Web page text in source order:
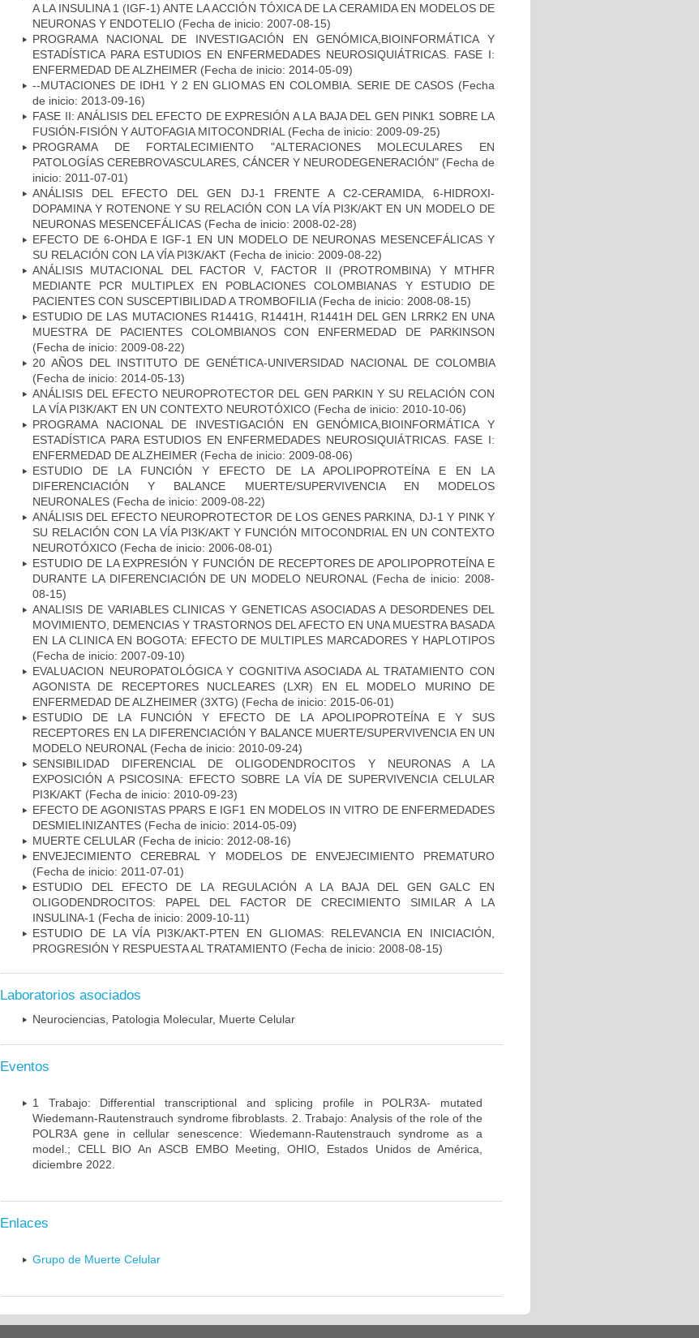
A LA INSULINA 1 (IGF-1) ANTE LA ACCIÓN TÓXICA DE LA CERAMIDA EN MODELOS DE
NEURONAS Y ENDOTELIO (Fecha de inicio: 2007-08-15)
PROGRAMA NACIONAL DE INVESTIGACIÓN EN GENÓMICA,BIOINFORMÁTICA Y
ESTADÍSTICA PARA ESTUDIOS EN ENFERMEDADES NEUROSIQUIÁTRICAS. FASE I:
ENFERMEDAD DE ALZHEIMER (Fecha de inicio: 2014-05-09)
--MUTACIONES DE IDH1 Y 2 EN GLIOMAS EN COLOMBIA. SERIE DE CASOS (Fecha
de inicio: 2013-09-16)
FASE II: ANÁLISIS DEL EFECTO DE EXPRESIÓN A LA BAJA DEL GEN PINK1 SOBRE LA
FUSIÓN-FISIÓN Y AUTOFAGIA MITOCONDRIAL (Fecha de inicio: 2009-09-25)
PROGRAMA DE FORTALECIMIENTO "ALTERACIONES MOLECULARES EN
PATOLOGÍAS CEREBROVASCULARES, CÁNCER Y NEURODEGENERACIÓN" (Fecha de
inicio: 2011-07-01)
ANÁLISIS DEL EFECTO DEL GEN DJ-1 FRENTE A C2-CERAMIDA, 6-HIDROXI-
DOPAMINA Y ROTENONE Y SU RELACIÓN CON LA VÍA PI3K/AKT EN UN MODELO DE
NEURONAS MESENCEFÁLICAS (Fecha de inicio: 2008-02-28)
EFECTO DE 6-OHDA E IGF-1 EN UN MODELO DE NEURONAS MESENCEFÁLICAS Y
SU RELACIÓN CON LA VÍA PI3K/AKT (Fecha de inicio: 2009-08-22)
ANÁLISIS MUTACIONAL DEL FACTOR V, FACTOR II (PROTROMBINA) Y MTHFR
MEDIANTE PCR MULTIPLEX EN POBLACIONES COLOMBIANAS Y ESTUDIO DE
PACIENTES CON SUSCEPTIBILIDAD A TROMBOFILIA(Fecha de inicio: 2008-08-15)
ESTUDIO DE LAS MUTACIONES R1441G, R1441H, R1441H DEL GEN LRRK2 EN UNA
MUESTRA DE PACIENTES COLOMBIANOS CON ENFERMEDAD DE PARKINSON
(Fecha de inicio: 2009-08-22)
20 AÑOS DEL INSTITUTO DE GENÉTICA-UNIVERSIDAD NACIONAL DE COLOMBIA
(Fecha de inicio: 2014-05-13)
ANÁLISIS DEL EFECTO NEUROPROTECTOR DEL GEN PARKIN Y SU RELACIÓN CON
LA VÍA PI3K/AKT EN UN CONTEXTO NEUROTÓXICO (Fecha de inicio: 2010-10-06)
PROGRAMA NACIONAL DE INVESTIGACIÓN EN GENÓMICA,BIOINFORMÁTICA Y
ESTADÍSTICA PARA ESTUDIOS EN ENFERMEDADES NEUROSIQUIÁTRICAS. FASE I:
ENFERMEDAD DE ALZHEIMER (Fecha de inicio: 2009-08-06)
ESTUDIO DE LA FUNCIÓN Y EFECTO DE LA APOLIPOPROTEÍNA E EN LA
DIFERENCIACIÓN Y BALANCE MUERTE/SUPERVIVENCIA EN MODELOS
NEURONALES (Fecha de inicio: 2009-08-22)
ANÁLISIS DEL EFECTO NEUROPROTECTOR DE LOS GENES PARKINA, DJ-1 Y PINK Y
SU RELACIÓN CON LA VÍA PI3K/AKT Y FUNCIÓN MITOCONDRIAL EN UN CONTEXTO
NEUROTÓXICO (Fecha de inicio: 2006-08-01)
ESTUDIO DE LA EXPRESIÓN Y FUNCIÓN DE RECEPTORES DE APOLIPOPROTEÍNA E
DURANTE LA DIFERENCIACIÓN DE UN MODELO NEURONAL
(Fecha de inicio: 2008-
08-15)
ANALISIS DE VARIABLES CLINICAS Y GENETICAS ASOCIADAS A DESORDENES DEL
MOVIMIENTO, DEMENCIAS Y TRASTORNOS DEL AFECTO EN UNA MUESTRA BASADA
EN LA CLINICA EN BOGOTA: EFECTO DE MULTIPLES MARCADORES Y HAPLOTIPOS
(Fecha de inicio: 2007-09-10)
EVALUACION NEUROPATOLÓGICA Y COGNITIVA ASOCIADA AL TRATAMIENTO CON
AGONISTA DE RECEPTORES NUCLEARES (LXR) EN EL MODELO MURINO DE
ENFERMEDAD DE ALZHEIMER (3XTG) (Fecha de inicio: 2015-06-01)
ESTUDIO DE LA FUNCIÓN Y EFECTO DE LA APOLIPOPROTEÍNA E Y SUS
RECEPTORES EN LA DIFERENCIACIÓN Y BALANCE MUERTE/SUPERVIVENCIA EN UN
MODELO NEURONAL (Fecha de inicio: 2010-09-24)
SENSIBILIDAD DIFERENCIAL DE OLIGODENDROCITOS Y NEURONAS A LA
EXPOSICIÓN A PSICOSINA: EFECTO SOBRE LA VÍA DE SUPERVIVENCIA CELULAR
PI3K/AKT (Fecha de inicio: 2010-09-23)
EFECTO DE AGONISTAS PPARS E IGF1 EN MODELOS IN VITRO DE ENFERMEDADES
DESMIELINIZANTES (Fecha de inicio: 2014-05-09)
MUERTE CELULAR (Fecha de inicio: 2012-08-16)
ENVEJECIMIENTO CEREBRAL Y MODELOS DE ENVEJECIMIENTO PREMATURO
(Fecha de inicio: 2011-07-01)
ESTUDIO DEL EFECTO DE LA REGULACIÓN A LA BAJA DEL GEN GALC EN
OLIGODENDROCITOS: PAPEL DEL FACTOR DE CRECIMIENTO SIMILAR A LA
INSULINA-1 (Fecha de inicio: 2009-10-11)
ESTUDIO DE LA VÍA PI3K/AKT-PTEN EN GLIOMAS: RELEVANCIA EN INICIACIÓN,
PROGRESIÓN Y RESPUESTA AL TRATAMIENTO (Fecha de inicio: 2008-08-15)
Laboratorios asociados
Neurociencias, Patologia Molecular, Muerte Celular
Eventos
1 Trabajo: Differential transcriptional and splicing profile in POLR3A- mutated
Wiedemann-Rautenstrauch syndrome fibroblasts. 2. Trabajo: Analysis of the role of the
POLR3A gene in cellular senescence: Wiedemann-Rautenstrauch syndrome as a
model.; CELL BIO An ASCB EMBO Meeting, OHIO, Estados Unidos de América,
diciembre 2022.
Enlaces
Grupo de Muerte Celular